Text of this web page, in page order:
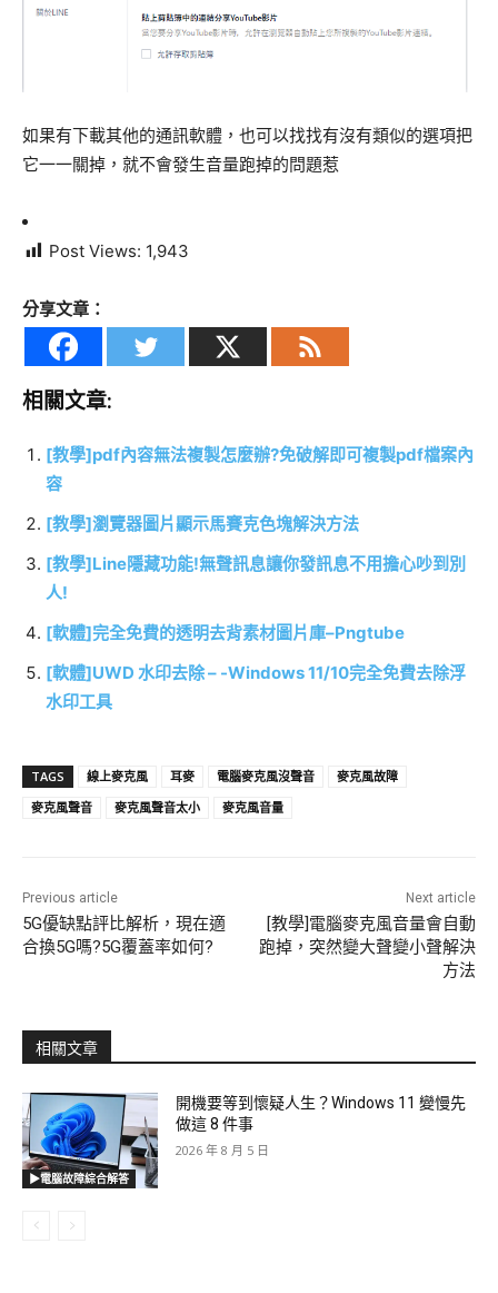
如果有下載其他的通訊軟體，也可以找找有沒有類似的選項把
它一一關掉，就不會發生音量跑掉的問題惹
Post Views: 1,943
分享文章：
相關文章:
[教學]pdf內容無法複製怎麼辦?免破解即可複製pdf檔案內
容
[教學]瀏覽器圖片顯示馬賽克色塊解決方法
[教學]Line隱藏功能!無聲訊息讓你發訊息不用擔心吵到別
人!
[軟體]完全免費的透明去背素材圖片庫–Pngtube
[軟體]UWD 水印去除 – -Windows 11/10完全免費去除浮
水印工具
TAGS 線上麥克風 耳麥 電腦麥克風沒聲音
麥克風故障
麥克風聲音
麥克風聲音太小 麥克風音量
Previous article
5G優缺點評比解析，現在適
合換5G嗎?5G覆蓋率如何?
Next article
[教學]電腦麥克風音量會自動
跑掉，突然變大聲變小聲解決
方法
相關文章
▶電腦故障綜合解答
開機要等到懷疑人生？Windows 11 變慢先
做這 8 件事
2026 年 8 月 5 日